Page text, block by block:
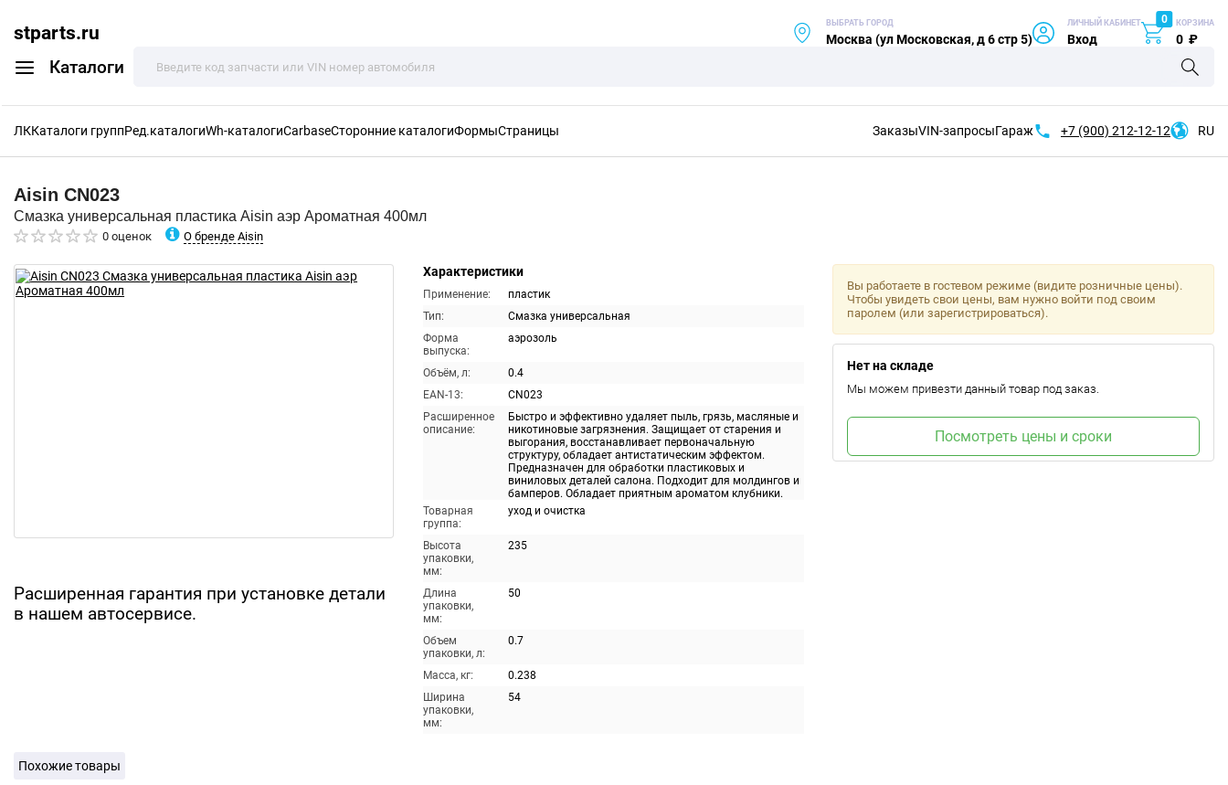
stparts.ru
Каталоги
ВЫБРАТЬ ГОРОД
Москва (ул Московская, д 6 стр 5)
ЛИЧНЫЙ КАБИНЕТ
Вход
0 КОРЗИНА
0 ₽
ЛККаталоги группРед.каталогиWh-каталогиCarbaseСторонние каталогиФормыСтраницы ЗаказыVIN-запросыГараж +7 (900) 212-12-12 RU
Aisin CN023
Смазка универсальная пластика Aisin аэр Ароматная 400мл
0 оценок О бренде Aisin
Расширенная гарантия при установке детали
в нашем автосервисе.
Характеристики
Применение:
пластик
Тип:
Смазка универсальная
Форма
выпуска:
аэрозоль
Объём, л:
0.4
EAN-13:
CN023
Расширенное
описание:
Быстро и эффективно удаляет пыль, грязь, масляные и
никотиновые загрязнения. Защищает от старения и
выгорания, восстанавливает первоначальную
структуру, обладает антистатическим эффектом.
Предназначен для обработки пластиковых и
виниловых деталей салона. Подходит для молдингов и
бамперов. Обладает приятным ароматом клубники.
Товарная
группа:
уход и очистка
Высота
упаковки,
мм:
235
Длина
упаковки,
мм:
50
Объем
упаковки, л:
0.7
Масса, кг:
0.238
Ширина
упаковки,
мм:
54
Вы работаете в гостевом режиме (видите розничные цены).
Чтобы увидеть свои цены, вам нужно войти под своим
паролем (или зарегистрироваться).
Нет на складе
Мы можем привезти данный товар под заказ.
Посмотреть цены и сроки
Похожие товары